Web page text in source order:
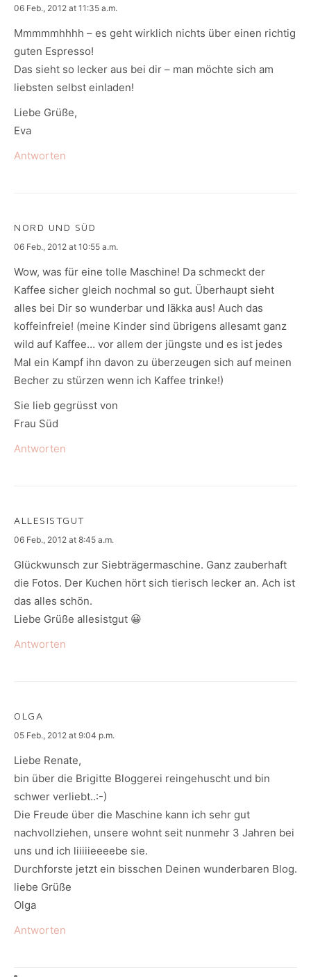
says:
06 Feb., 2012 at 11:35 a.m.
Mmmmmhhhh – es geht wirklich nichts über einen richtig
guten Espresso!
Das sieht so lecker aus bei dir – man möchte sich am
liebsten selbst einladen!
Liebe Grüße,
Eva
Antworten
NORD UND SÜD
says:
06 Feb., 2012 at 10:55 a.m.
Wow, was für eine tolle Maschine! Da schmeckt der
Kaffee sicher gleich nochmal so gut. Überhaupt sieht
alles bei Dir so wunderbar und läkka aus! Auch das
koffeinfreie! (meine Kinder sind übrigens allesamt ganz
wild auf Kaffee… vor allem der jüngste und es ist jedes
Mal ein Kampf ihn davon zu überzeugen sich auf meinen
Becher zu stürzen wenn ich Kaffee trinke!)
Sie lieb gegrüsst von
Frau Süd
Antworten
ALLESISTGUT
says:
06 Feb., 2012 at 8:45 a.m.
Glückwunsch zur Siebträgermaschine. Ganz zauberhaft
die Fotos. Der Kuchen hört sich tierisch lecker an. Ach ist
das alles schön.
Liebe Grüße allesistgut 😀
Antworten
OLGA
says:
05 Feb., 2012 at 9:04 p.m.
Liebe Renate,
bin über die Brigitte Bloggerei reingehuscht und bin
schwer verliebt..:-)
Die Freude über die Maschine kann ich sehr gut
nachvollziehen, unsere wohnt seit nunmehr 3 Jahren bei
uns und ich liiiiieeeebe sie.
Durchforste jetzt ein bisschen Deinen wunderbaren Blog.
liebe Grüße
Olga
Antworten